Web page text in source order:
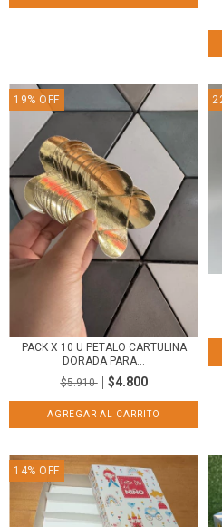
19% OFF
PACK X 10 U PETALO CARTULINA
DORADA PARA...
$5.910
$4.800
14% OFF